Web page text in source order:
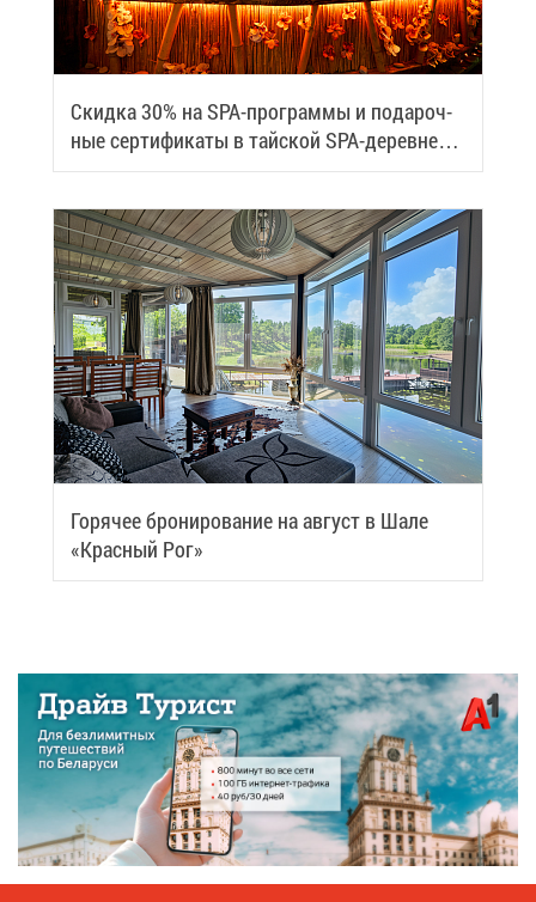
Скид­ка 30% на SPA-про­грам­мы и по­да­роч­
ные сер­ти­фи­ка­ты в тай­ской SPA-де­ревне
Samui
Го­ря­чее бро­ни­ро­ва­ние на ав­густ в Ша­ле
«Крас­ный Рог»